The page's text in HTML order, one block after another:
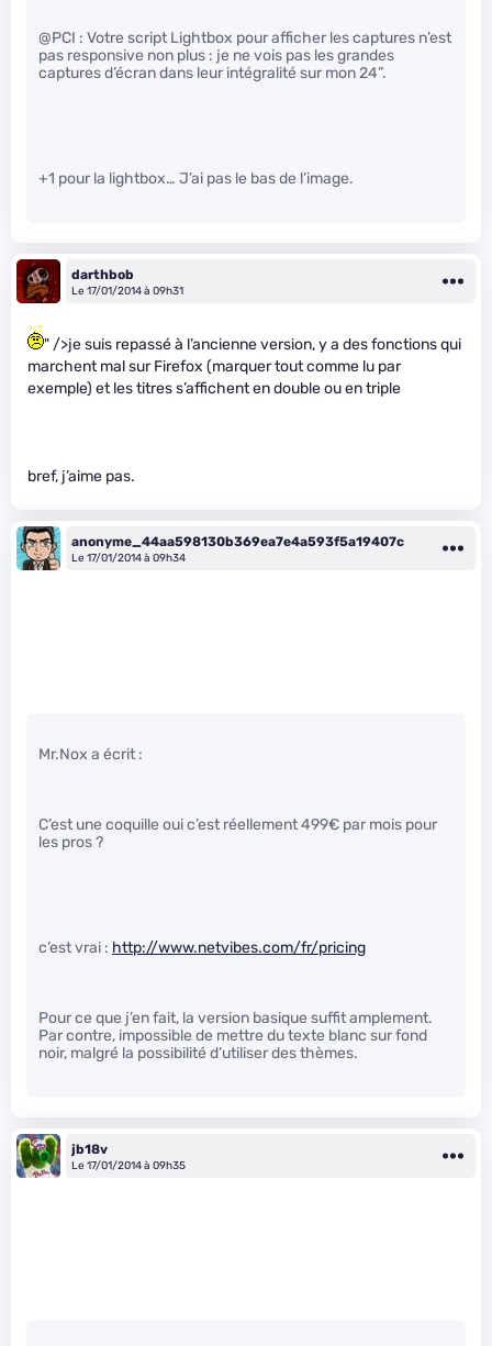
@PCI : Votre script Lightbox pour afficher les captures n’est
pas responsive non plus : je ne vois pas les grandes
captures d’écran dans leur intégralité sur mon 24”.
+1 pour la lightbox… J’ai pas le bas de l’image.
darthbob
Le 17/01/2014 à 09h31
" />je suis repassé à l’ancienne version, y a des fonctions qui
marchent mal sur Firefox (marquer tout comme lu par
exemple) et les titres s’affichent en double ou en triple
bref, j’aime pas.
anonyme_44aa598130b369ea7e4a593f5a19407c
Le 17/01/2014 à 09h34
Mr.Nox a écrit :
C’est une coquille oui c’est réellement 499€ par mois pour
les pros ?
c’est vrai : http://www.netvibes.com/fr/pricing
Pour ce que j’en fait, la version basique suffit amplement.
Par contre, impossible de mettre du texte blanc sur fond
noir, malgré la possibilité d’utiliser des thèmes.
jb18v
Le 17/01/2014 à 09h35